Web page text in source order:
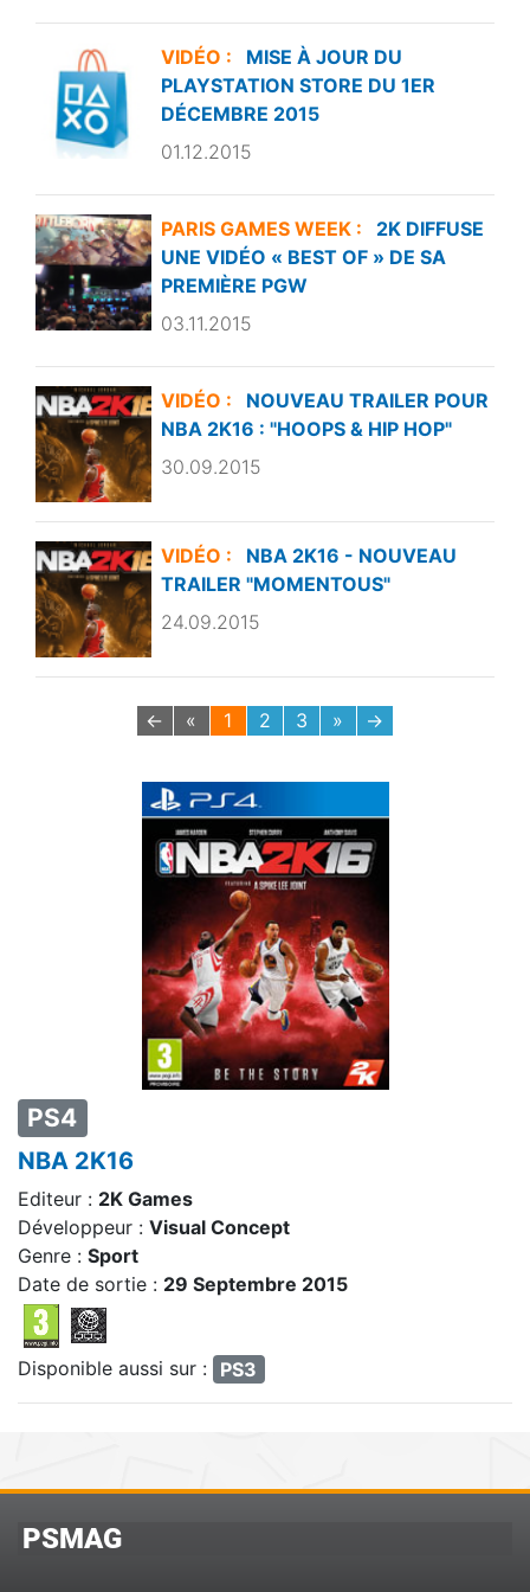
PS4
NBA 2K16
Editeur : 2K Games
Développeur : Visual Concept
Genre : Sport
Date de sortie : 29 Septembre 2015
Disponible aussi sur : PS3
VIDÉO :
MISE À JOUR DU
PLAYSTATION STORE DU 1ER
DÉCEMBRE 2015
01.12.2015
PARIS GAMES WEEK :
2K DIFFUSE
UNE VIDÉO « BEST OF » DE SA
PREMIÈRE PGW
03.11.2015
VIDÉO :
NOUVEAU TRAILER POUR
NBA 2K16 : "HOOPS & HIP HOP"
30.09.2015
VIDÉO :
NBA 2K16 - NOUVEAU
TRAILER "MOMENTOUS"
24.09.2015
← « 1 2 3 » →
PSMAG